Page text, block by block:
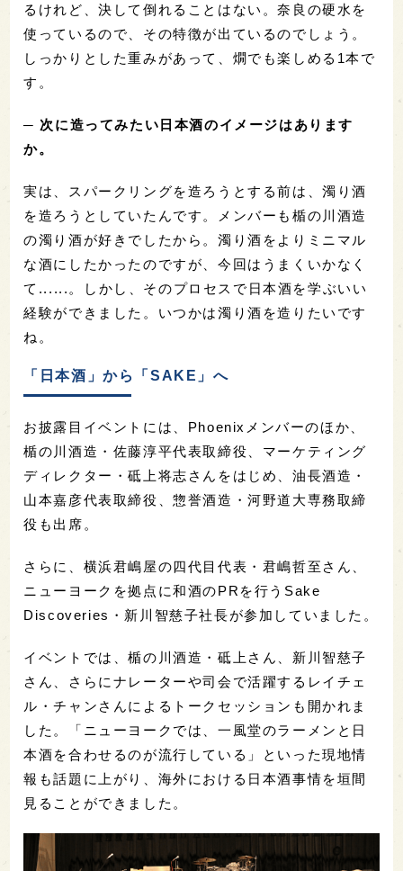
るけれど、決して倒れることはない。奈良の硬水を
使っているので、その特徴が出ているのでしょう。
しっかりとした重みがあって、燗でも楽しめる1本で
す。
─ 次に造ってみたい日本酒のイメージはあります
か。
実は、スパークリングを造ろうとする前は、濁り酒
を造ろうとしていたんです。メンバーも楯の川酒造
の濁り酒が好きでしたから。濁り酒をよりミニマル
な酒にしたかったのですが、今回はうまくいかなく
て......。しかし、そのプロセスで日本酒を学ぶいい
経験ができました。いつかは濁り酒を造りたいです
ね。
「日本酒」から「SAKE」へ
お披露目イベントには、Phoenixメンバーのほか、
楯の川酒造・佐藤淳平代表取締役、マーケティング
ディレクター・砥上将志さんをはじめ、油長酒造・
山本嘉彦代表取締役、惣誉酒造・河野道大専務取締
役も出席。
さらに、横浜君嶋屋の四代目代表・君嶋哲至さん、
ニューヨークを拠点に和酒のPRを行うSake
Discoveries・新川智慈子社長が参加していました。
イベントでは、楯の川酒造・砥上さん、新川智慈子
さん、さらにナレーターや司会で活躍するレイチェ
ル・チャンさんによるトークセッションも開かれま
した。「ニューヨークでは、一風堂のラーメンと日
本酒を合わせるのが流行している」といった現地情
報も話題に上がり、海外における日本酒事情を垣間
見ることができました。